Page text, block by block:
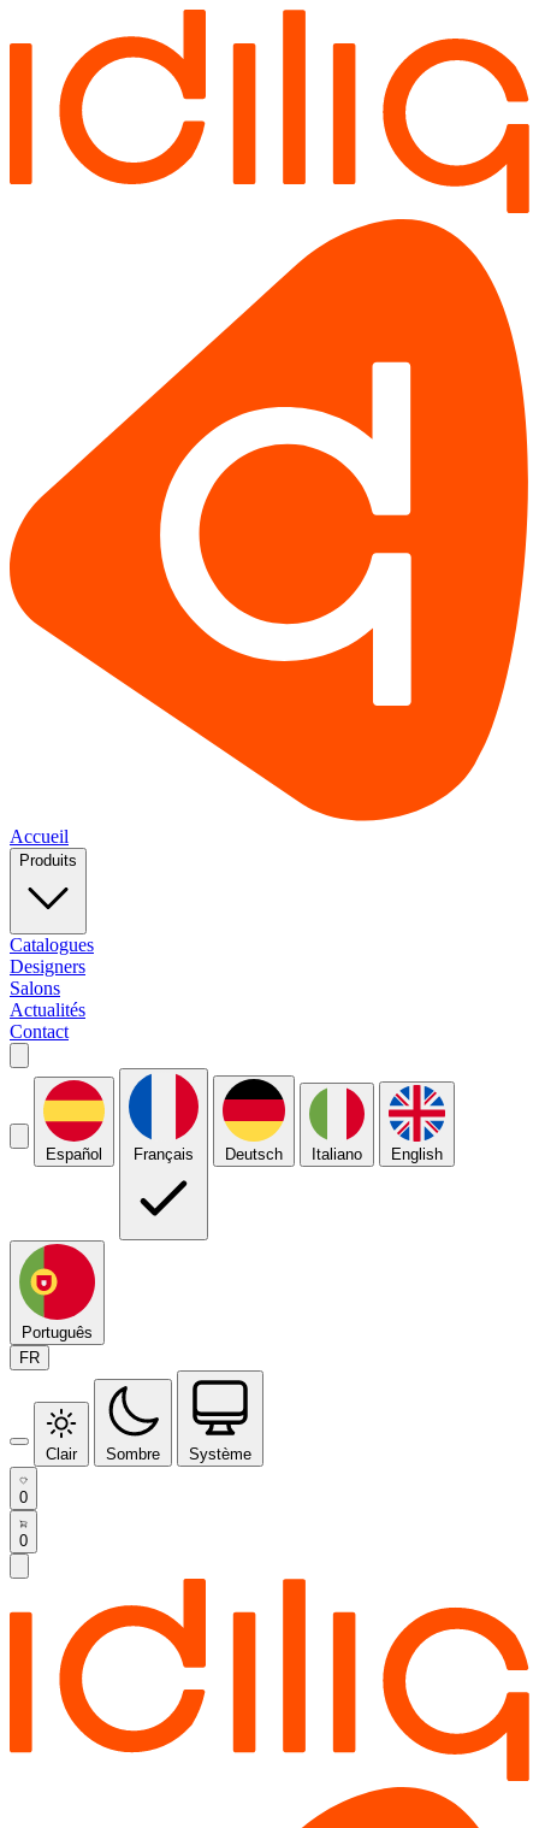
Accueil
Produits
Catalogues
Designers
Salons
Actualités
Contact
Español Français Deutsch Italiano English
Português
FR
Clair Sombre Système
0
0